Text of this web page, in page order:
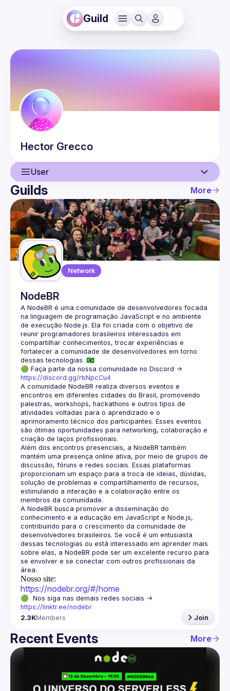
Guild
Hector Grecco
User
User
Events
Guilds
Guilds More
Network
NodeBR
A NodeBR é uma comunidade de desenvolvedores focada
na linguagem de programação JavaScript e no ambiente
de execução Node.js. Ela foi criada com o objetivo de
reunir programadores brasileiros interessados em
compartilhar conhecimentos, trocar experiências e
fortalecer a comunidade de desenvolvedores em torno
🟢 Faça parte da nossa comunidade no Discord ->
https://discord.gg/rbNpcCu4
A comunidade NodeBR realiza diversos eventos e
encontros em diferentes cidades do Brasil, promovendo
palestras, workshops, hackathons e outros tipos de
atividades voltadas para o aprendizado e o
aprimoramento técnico dos participantes. Esses eventos
são ótimas oportunidades para networking, colaboração e
Além dos encontros presenciais, a NodeBR também
mantém uma presença online ativa, por meio de grupos de
discussão, fóruns e redes sociais. Essas plataformas
proporcionam um espaço para a troca de ideias, dúvidas,
solução de problemas e compartilhamento de recursos,
estimulando a interação e a colaboração entre os
A NodeBR busca promover a disseminação do
conhecimento e a educação em JavaScript e Node.js,
contribuindo para o crescimento da comunidade de
desenvolvedores brasileiros. Se você é um entusiasta
dessas tecnologias ou está interessado em aprender mais
sobre elas, a NodeBR pode ser um excelente recurso para
se envolver e se conectar com outros profissionais da
Nosso site:
https://nodebr.org/#/home
https://linktr.ee/nodebr
2.3KMembers Join
Recent Events More